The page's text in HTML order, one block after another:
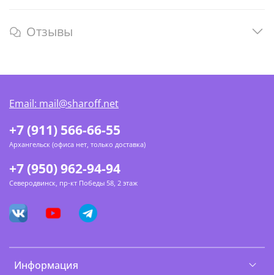
Отзывы
Информация
+7 (911) 566-66-55
Архангельск (офиса нет, только доставка)
+7 (950) 962-94-94
Северодвинск, пр-кт Победы 58, 2 этаж
Email: mail@sharoff.net